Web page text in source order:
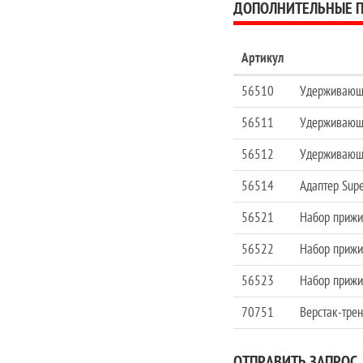
ДОПОЛНИТЕЛЬНЫЕ
Артикул
56510
56511
56512
56514
Адаптер
56521
Набор
56522
Набор
56523
Набор
70751
Верстак-